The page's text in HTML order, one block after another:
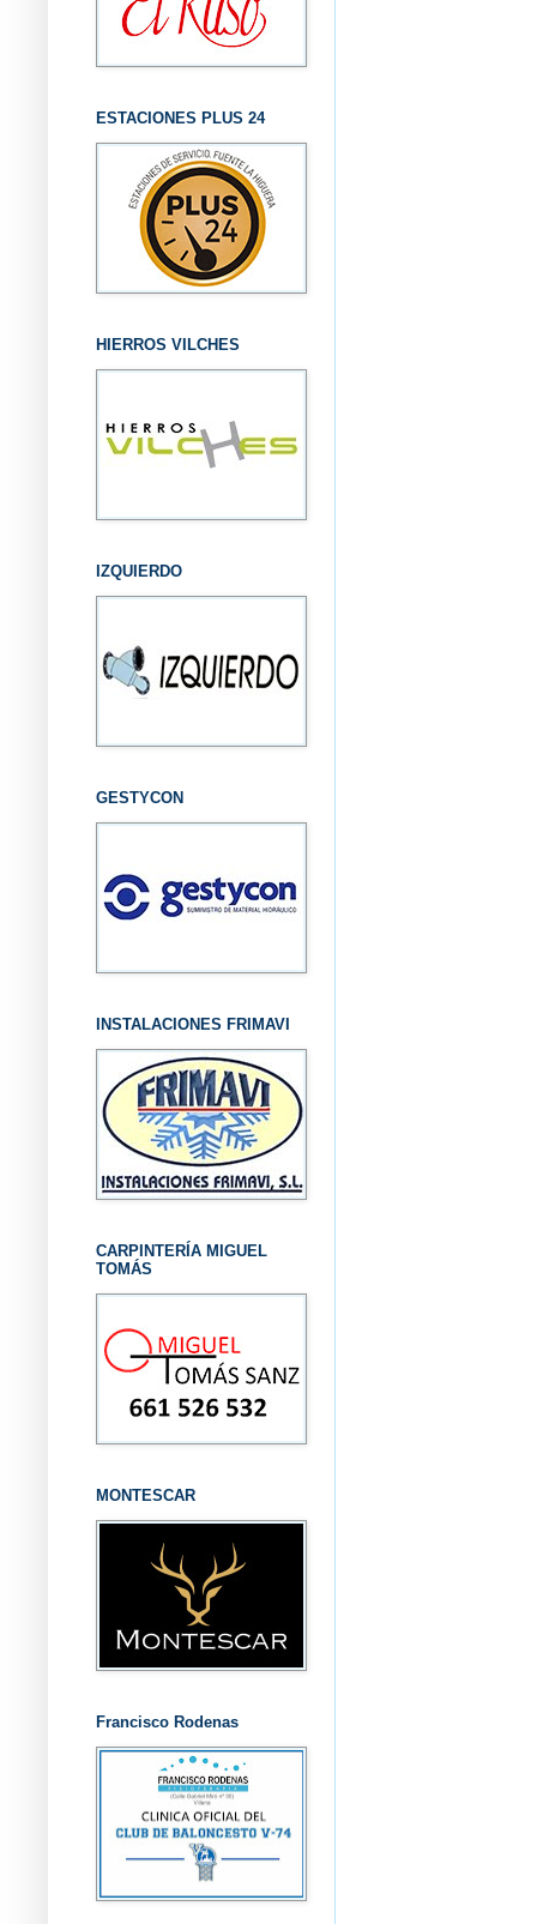
ESTACIONES PLUS 24
HIERROS VILCHES
IZQUIERDO
GESTYCON
INSTALACIONES FRIMAVI
CARPINTERÍA MIGUEL
TOMÁS
MONTESCAR
Francisco Rodenas